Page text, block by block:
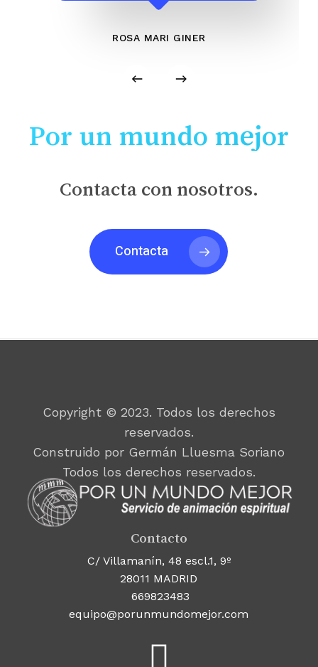
ROSA MARI GINER
Por un mundo mejor
Contacta con nosotros.
Contacta
Copyright © 2023. Todos los derechos
reservados.
Construido por Germán Lluesma Soriano
Todos los derechos reservados.
Contacto
C/ Villamanín, 48 escl.1, 9º
28011 MADRID
669823483
equipo@porunmundomejor.com